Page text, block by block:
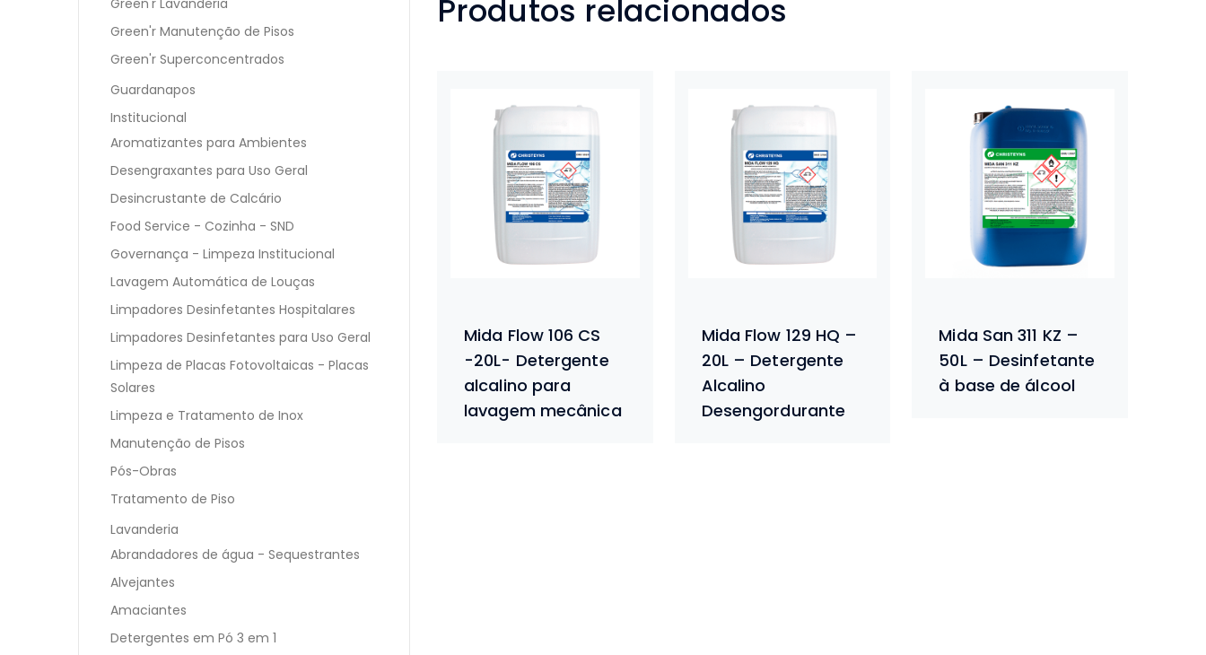
Produtos relacionados
Mida Flow 106 CS
-20L- Detergente
alcalino para
lavagem mecânica
Mida Flow 129 HQ –
20L – Detergente
Alcalino
Desengordurante
Mida San 311 KZ –
50L – Desinfetante
à base de álcool
Green'r Manutenção de Pisos
Green'r Superconcentrados
Guardanapos
Institucional
Aromatizantes para Ambientes
Desengraxantes para Uso Geral
Desincrustante de Calcário
Food Service - Cozinha - SND
Governança - Limpeza Institucional
Lavagem Automática de Louças
Limpadores Desinfetantes Hospitalares
Limpadores Desinfetantes para Uso Geral
Limpeza de Placas Fotovoltaicas - Placas
Solares
Limpeza e Tratamento de Inox
Manutenção de Pisos
Pós-Obras
Tratamento de Piso
Lavanderia
Abrandadores de água - Sequestrantes
Alvejantes
Amaciantes
Detergentes em Pó 3 em 1